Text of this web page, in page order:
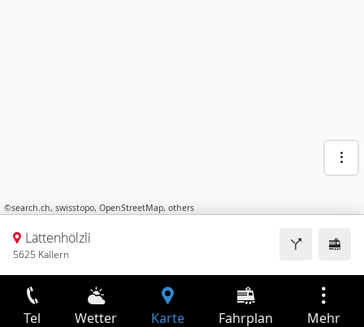
©search.ch, swisstopo, OpenStreetMap, others
Lättenhölzli
5625 Kallern
Tel Wetter Karte Fahrplan Mehr